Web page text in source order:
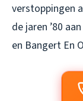
verstoppingen
de jaren ’80
en Bangert En